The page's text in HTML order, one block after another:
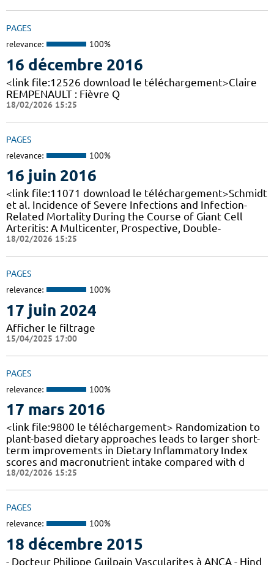
PAGES
relevance: 100%
16 décembre 2016
<link file:12526 download le téléchargement>Claire
REMPENAULT : Fièvre Q
18/02/2026 15:25
PAGES
relevance: 100%
16 juin 2016
<link file:11071 download le téléchargement>Schmidt
et al. Incidence of Severe Infections and Infection-
Related Mortality During the Course of Giant Cell
Arteritis: A Multicenter, Prospective, Double-
18/02/2026 15:25
PAGES
relevance: 100%
17 juin 2024
Afficher le filtrage
15/04/2025 17:00
PAGES
relevance: 100%
17 mars 2016
<link file:9800 le téléchargement> Randomization to
plant-based dietary approaches leads to larger short-
term improvements in Dietary Inflammatory Index
scores and macronutrient intake compared with d
18/02/2026 15:25
PAGES
relevance: 100%
18 décembre 2015
- Docteur Philippe Guilpain Vascularites à ANCA - Hind